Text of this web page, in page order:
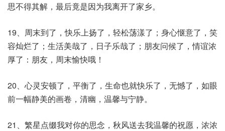
思不得其解，最后竟是因为我离开了家乡。
19、周末到了，快乐上扬了，轻松荡漾了；身心惬意了，笑
容灿烂了；生活美哉了，日子乐哉了；朋友问候了，情谊浓
厚了：朋友，周末愉快哦！
20、心灵安顿了，平衡了，生命也就快乐了，无憾了，如眼
前一幅静美的画卷，清幽，温馨与宁静。
21、繁星点缀我对你的思念，秋风送去我温馨的祝愿，浓浓